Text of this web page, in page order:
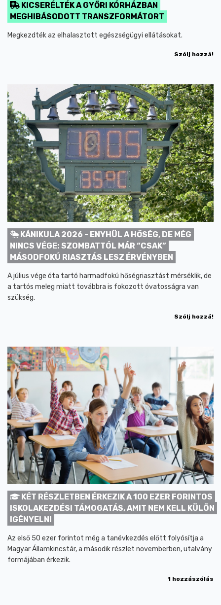
KICSERÉLTÉK A GYŐRI KÓRHÁZBAN
MEGHIBÁSODOTT TRANSZFORMÁTORT
Megkezdték az elhalasztott egészségügyi ellátásokat.
Szólj hozzá!
KÁNIKULA 2026 - ENYHÜL A HŐSÉG, DE MÉG
NINCS VÉGE: SZOMBATTÓL MÁR “CSAK”
MÁSODFOKÚ RIASZTÁS LESZ ÉRVÉNYBEN
A július vége óta tartó harmadfokú hőségriasztást mérséklik, de
a tartós meleg miatt továbbra is fokozott óvatosságra van
szükség.
Szólj hozzá!
KÉT RÉSZLETBEN ÉRKEZIK A 100 EZER FORINTOS
ISKOLAKEZDÉSI TÁMOGATÁS, AMIT NEM KELL KÜLÖN
IGÉNYELNI
Az első 50 ezer forintot még a tanévkezdés előtt folyósítja a
Magyar Államkincstár, a második részlet novemberben, utalvány
formájában érkezik.
1 hozzászólás